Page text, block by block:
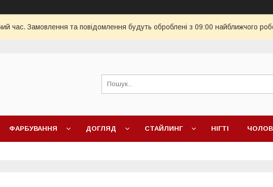
час. Замовлення та повідомлення будуть оброблені з 09:00 найближчого
ФАРБУВАННЯ ДОГЛЯД СТАЙЛИНГ НІГТІ